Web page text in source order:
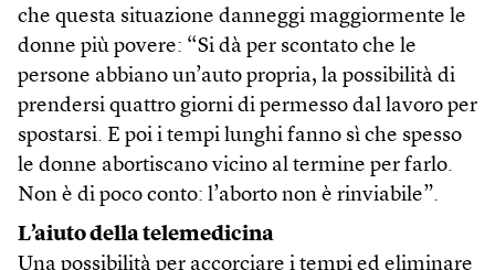
che questa situazione danneggi maggiormente le
donne più povere: “Si dà per scontato che le
persone abbiano un’auto propria, la possibilità di
prendersi quattro giorni di permesso dal lavoro per
spostarsi. E poi i tempi lunghi fanno sì che spesso
le donne abortiscano vicino al termine per farlo.
Non è di poco conto: l’aborto non è rinviabile”.
L’aiuto della telemedicina
Una possibilità per accorciare i tempi ed eliminare